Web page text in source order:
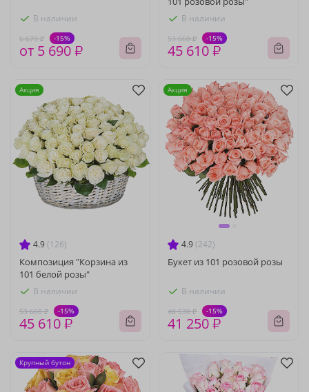
В наличии
6 670 ₽ -15%
от 5 690 ₽
В наличии
53 660 ₽ -15%
45 610 ₽
4.9 (126)
Композиция "Корзина из
101 белой розы"
В наличии
53 660 ₽ -15%
45 610 ₽
Акция
4.9 (242)
Букет из 101 розовой розы
В наличии
48 530 ₽ -15%
41 250 ₽
Акция
Крупный бутон